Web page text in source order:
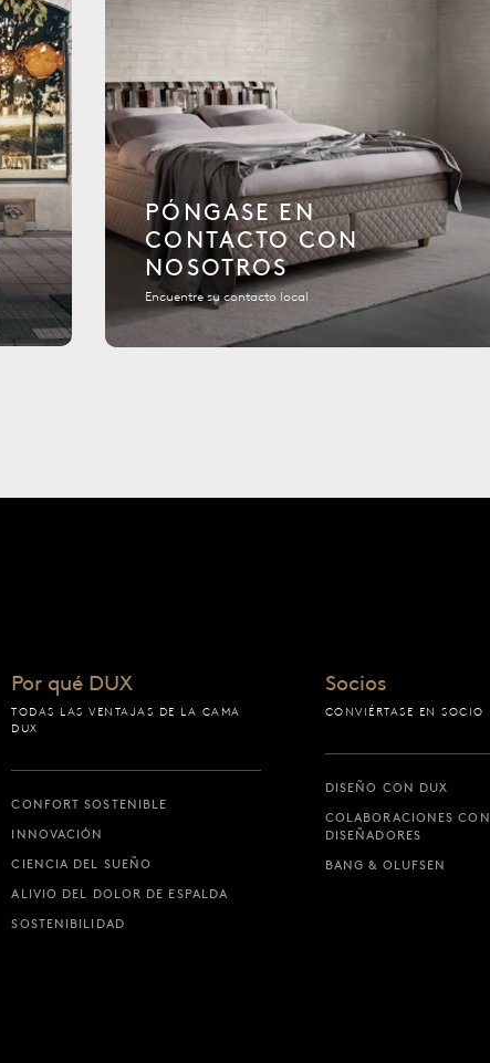
PÓNGASE EN
CONTACTO CON
NOSOTROS
Encuentre su contacto local
Por qué DUX
TODAS LAS VENTAJAS DE LA CAMA
DUX
CONFORT SOSTENIBLE
INNOVACIÓN
CIENCIA DEL SUEÑO
ALIVIO DEL DOLOR DE ESPALDA
SOSTENIBILIDAD
Socios
CONVIÉRTASE EN SOCIO
DISEÑO CON DUX
COLABORACIONES CON
DISEÑADORES
BANG & OLUFSEN